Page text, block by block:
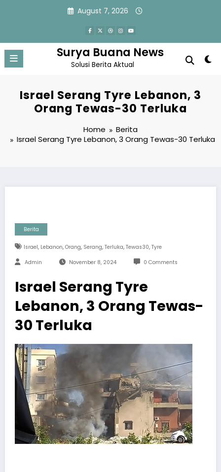
August 7, 2026
Surya Buana News
Solusi Berita Aktual
Israel Serang Tyre Lebanon, 3
Orang Tewas-30 Terluka
Home
Berita
Israel Serang Tyre Lebanon, 3 Orang Tewas-30 Terluka
Berita
Israel, Lebanon, Orang, Serang, Terluka, Tewas30, Tyre
Admin November 8, 2024 0 Comments
Israel Serang Tyre
Lebanon, 3 Orang Tewas-
30 Terluka